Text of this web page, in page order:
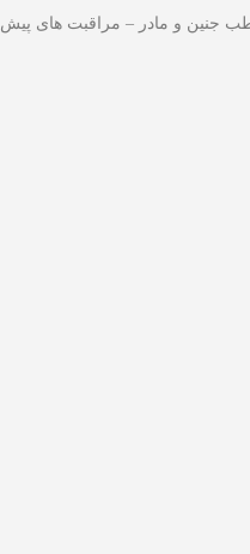
و مادر – مراقبت های پیش